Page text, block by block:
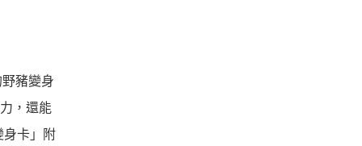
豬變身
，還能
身卡」附